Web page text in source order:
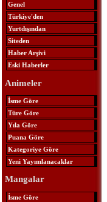
Genel
Türkiye'den
Yurtdışından
Siteden
Haber Arşivi
Eski Haberler
Animeler
İsme Göre
Türe Göre
Yıla Göre
Puana Göre
Kategoriye Göre
Yeni Yayımlanacaklar
Mangalar
İsme Göre